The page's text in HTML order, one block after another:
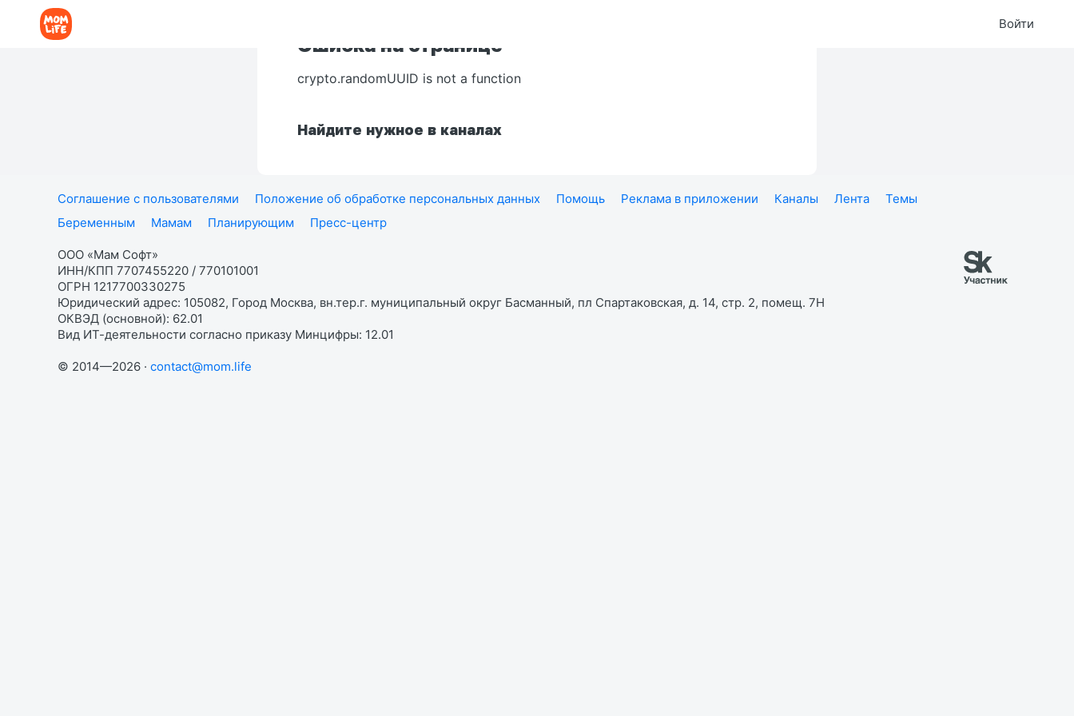
Войти
Ошибка на странице
crypto.randomUUID is not a function
Найдите нужное в каналах
Соглашение с пользователями Положение об обработке персональных данных Помощь Реклама в приложении Каналы Лента
Темы
Беременным
Мамам Планирующим Пресс-центр
ООО «Мам Софт»
ИНН/КПП 7707455220 / 770101001
ОГРН 1217700330275
Юридический адрес: 105082, Город Москва, вн.тер.г. муниципальный округ Басманный, пл Спартаковская, д. 14, стр. 2, помещ. 7Н
ОКВЭД (основной): 62.01
Вид ИТ-деятельности согласно приказу Минцифры: 12.01
© 2014—2026 · contact@mom.life